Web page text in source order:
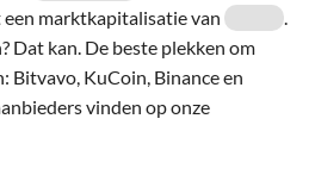
een marktkapitalisatie van
.
Dat kan. De beste plekken om
Bitvavo, KuCoin, Binance en
vinden op onze